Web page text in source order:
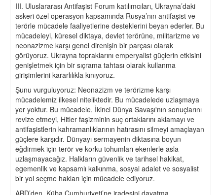
III. Uluslararası Antifaşist Forum katılımcıları, Ukrayna’daki
askeri özel operasyon kapsamında Rusya’nın antifaşist ve
terörle mücadele faaliyetlerine desteklerini beyan ederler. Bu
mücadeleyi, küresel diktaya, devlet terörüne, militarizme ve
neonazizme karşı genel direnişin bir parçası olarak
görüyoruz. Ukrayna topraklarını emperyalist güçlerin etkisini
genişletmek için bir sıçrama tahtası olarak kullanma
girişimlerini kararlılıkla kınıyoruz.
Şunu vurguluyoruz: Neonazizm ve terörizme karşı
mücadelemiz ilkesel niteliktedir. Bu mücadelede uzlaşmaya
yer yoktur. Bu mücadele, İkinci Dünya Savaşı'nın sonuçlarını
revize etmeyi, Hitler faşizminin suç ortaklarını aklamayı ve
antifaşistlerin kahramanlıklarının hatırasını silmeyi amaçlayan
güçlere karşıdır. Dünyayı sermayenin diktasına boyun
eğdirmek için terör ve korku tohumları ekenlerle asla
uzlaşmayacağız. Halkların güvenlik ve tarihsel hakikat,
egemenlik ve kapsamlı kalkınma, sosyal adalet ve sosyalist
bir yol seçme hakları için mücadele ediyoruz.
ABD’den, Küba Cumhuriyeti’ne iradesini dayatma